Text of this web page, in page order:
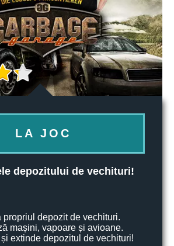
LA JOC
depozitului de vechituri!
propriul depozit de vechituri.
mașini, vapoare și avioane.
extinde depozitul de vechituri!